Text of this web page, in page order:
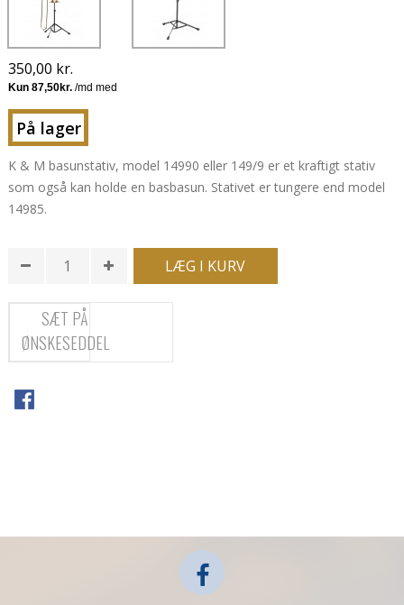
350,00 kr.
På lager
K & M basunstativ, model 14990 eller 149/9 er et kraftigt stativ
som også kan holde en basbasun. Stativet er tungere end model
14985.
LÆG I KURV
SÆT PÅ
ØNSKESEDDEL